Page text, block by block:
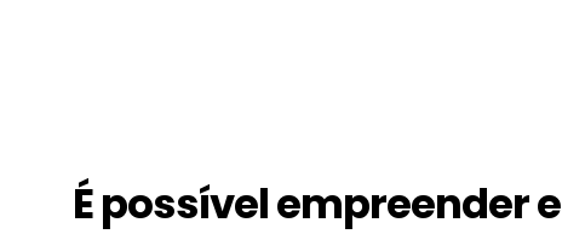
É possível empreender